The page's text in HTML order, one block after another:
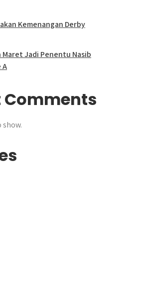
Kemenangan Derby
Maret Jadi Penentu Nasib
A
Comments